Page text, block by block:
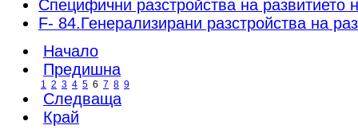
Специфични разстройства на развитието
F- 84.Генерализирани разстройства на
Начало
Предишна
1 2 3 4 5 6 7 8 9
Следваща
Край